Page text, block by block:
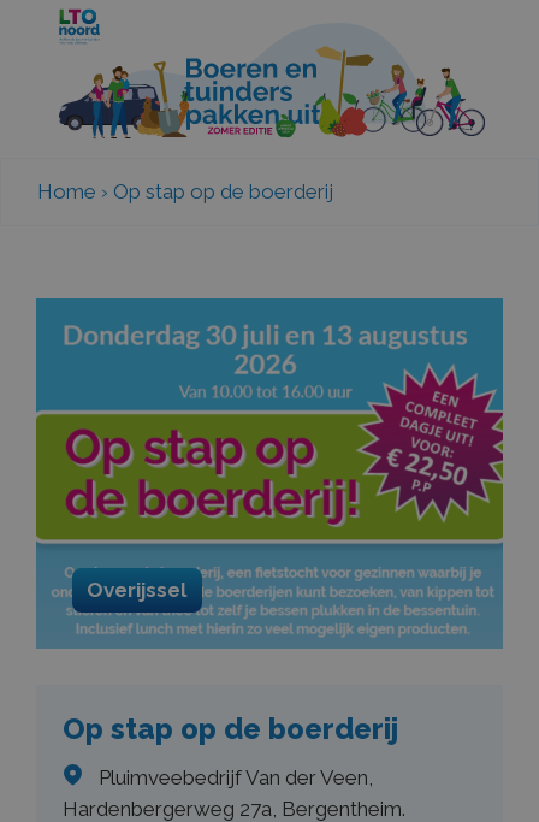
Home › Op stap op de boerderij
Overijssel
Op stap op de boerderij
Pluimveebedrijf Van der Veen,
Hardenbergerweg 27a, Bergentheim.